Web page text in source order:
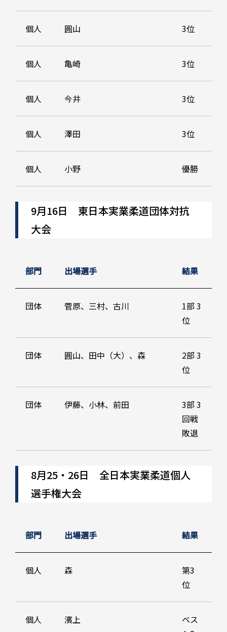
個人 圓山 3位
個人 亀崎 3位
個人 今井 3位
個人 澤田 3位
個人 小野 優勝
9月16日 東日本実業柔道団体対抗
大会
部門 出場選手 結果
団体 菅原、三村、古川
1部 3
位
団体 圓山、田中（大）、森
2部 3
位
団体 伊藤、小林、前田
3部 3
回戦
敗退
8月25・26日 全日本実業柔道個人
選手権大会
部門 出場選手 結果
個人 森
第3
位
個人 濱上
ベス